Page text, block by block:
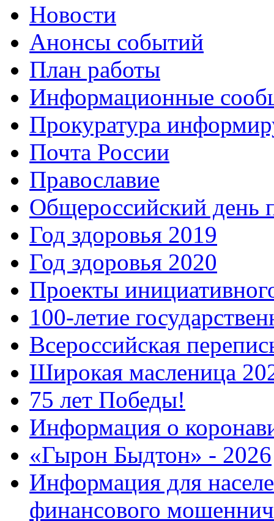
Новости
Анонсы событий
План работы
Информационные
Прокуратура
Почта России
Православие
Общероссийский день
Год здоровья 2019
Год здоровья 2020
Проекты
100-летие
Всероссийская
Широкая масленица
75 лет Победы!
Информация о
«Гырон Быдтон» - 2026
Информация для
финансового